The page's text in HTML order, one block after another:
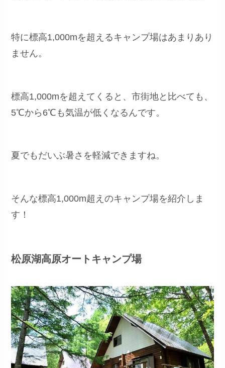
特に標高1,000mを超えるキャンプ場はあまりあり
ません。
標高1,000mを超えてくると、市街地と比べても、
5℃から6℃も気温が低くなるんです。
夏でもだいぶ暑さを軽減できますね。
そんな標高1,000m超えのキャンプ場を紹介しま
す！
松原湖高原オートキャンプ場